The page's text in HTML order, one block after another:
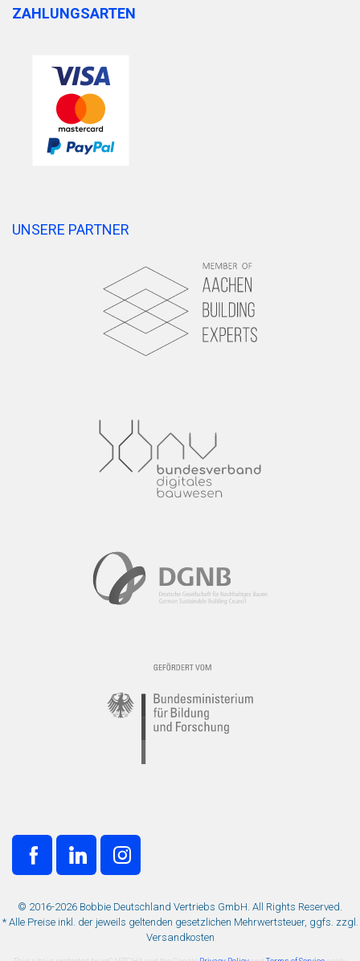
ZAHLUNGSARTEN
UNSERE PARTNER
© 2016-2026 Bobbie Deutschland Vertriebs GmbH. All Rights Reserved.
* Alle Preise inkl. der jeweils geltenden gesetzlichen Mehrwertsteuer, ggfs. zzgl.
Versandkosten